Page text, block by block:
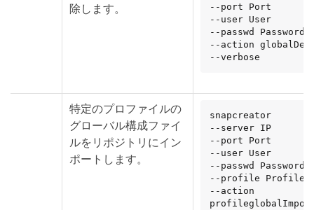
除します。
--port Port
--user User
--passwd Password
--action
--verbose
特定のプロファイルの
グローバル構成ファイ
ルをリポジトリにイン
ポートします。
snapcreator
--server IP
--port Port
--user User
--passwd Password
--profile Profile
--action